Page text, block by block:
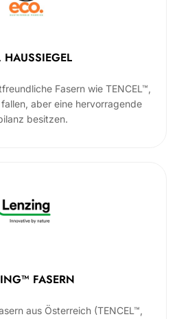
HAUSSIEGEL
Fasern wie TENCEL™,
aber eine hervorragende
besitzen.
FASERN
aus Österreich (TENCEL™,